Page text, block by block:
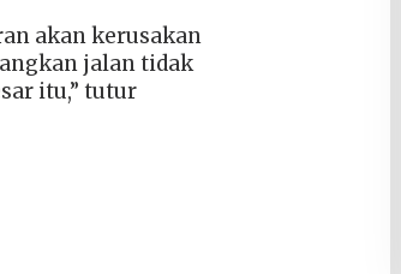
akan kerusakan
jalan tidak
itu​,” tutur